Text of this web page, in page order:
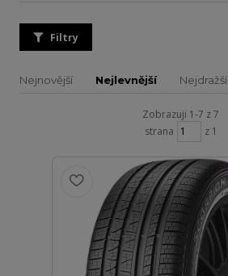
Filtry
Nejnovější Nejlevnější Nejdražší
Zobrazuji 1-7 z 7
strana
z 1